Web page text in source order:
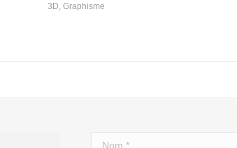
3D, Graphisme
Nom *